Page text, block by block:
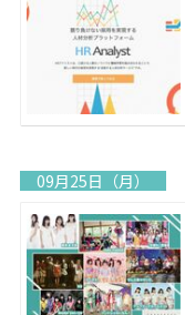
09月25日（月）